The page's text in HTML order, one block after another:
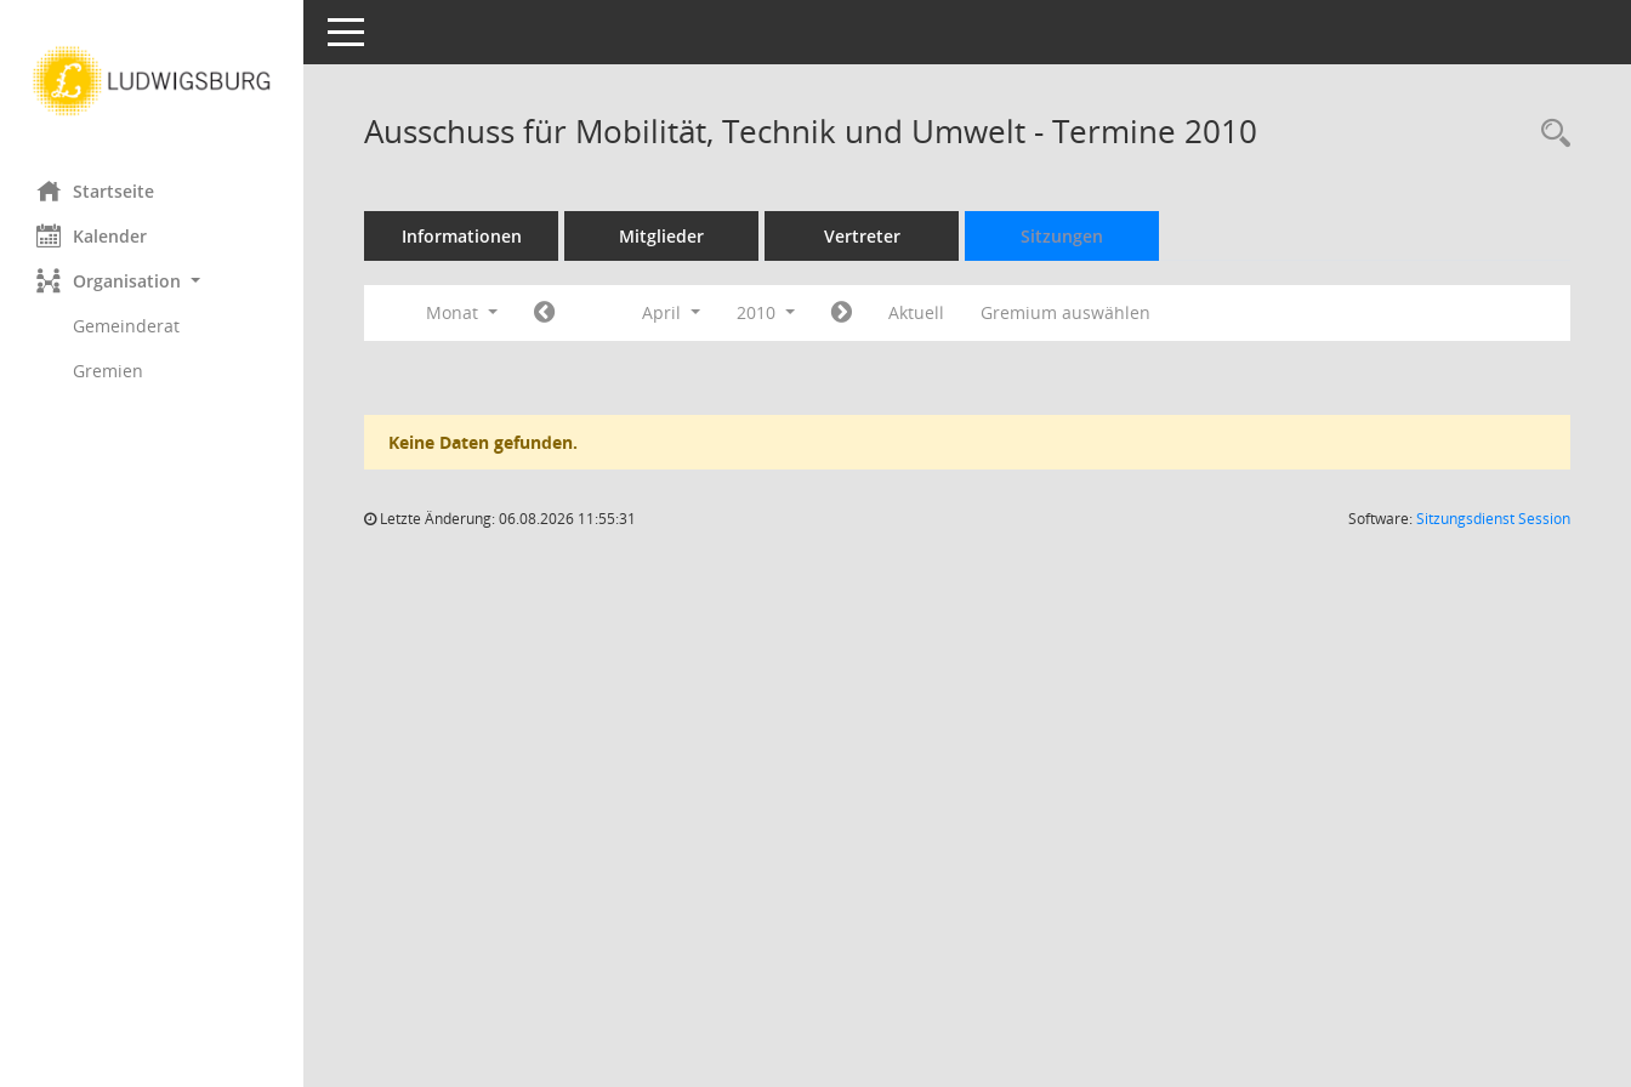
Startseite
Kalender
Organisation
Gemeinderat
Gremien
Toggle navigation
Ausschuss für Mobilität, Technik und Umwelt - Termine 2010
Informationen Mitglieder Vertreter Sitzungen
Monat April 2010 Aktuell Gremium auswählen
Keine Daten gefunden.
Letzte Änderung: 06.08.2026 11:55:31 Software:SitzungsdienstSession(Wird in